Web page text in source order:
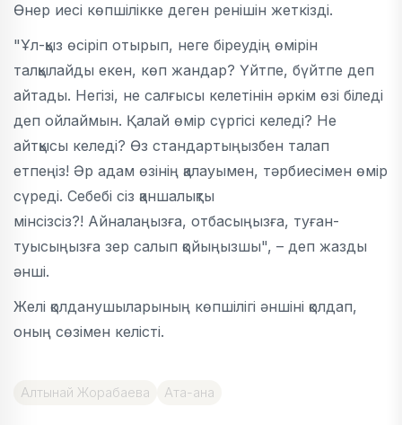
Өнер иесі көпшілікке деген ренішін жеткізді.
"Ұл-қыз өсіріп отырып, неге біреудің өмірін
талқылайды екен, көп жандар? Үйтпе, бүйтпе деп
айтады. Негізі, не салғысы келетінін әркім өзі біледі
деп ойлаймын. Қалай өмір сүргісі келеді? Не
айтқысы келеді? Өз стандартыңызбен талап
етпеңіз! Әр адам өзінің қалауымен, тәрбиесімен өмір
сүреді. Себебі сіз қаншалықты
мінсізсіз?! Айналаңызға, отбасыңызға, туған-
туысыңызға зер салып қойыңызшы", – деп жазды
әнші.
Желі қолданушыларының көпшілігі әншіні қолдап,
оның сөзімен келісті.
Алтынай Жорабаева Ата-ана